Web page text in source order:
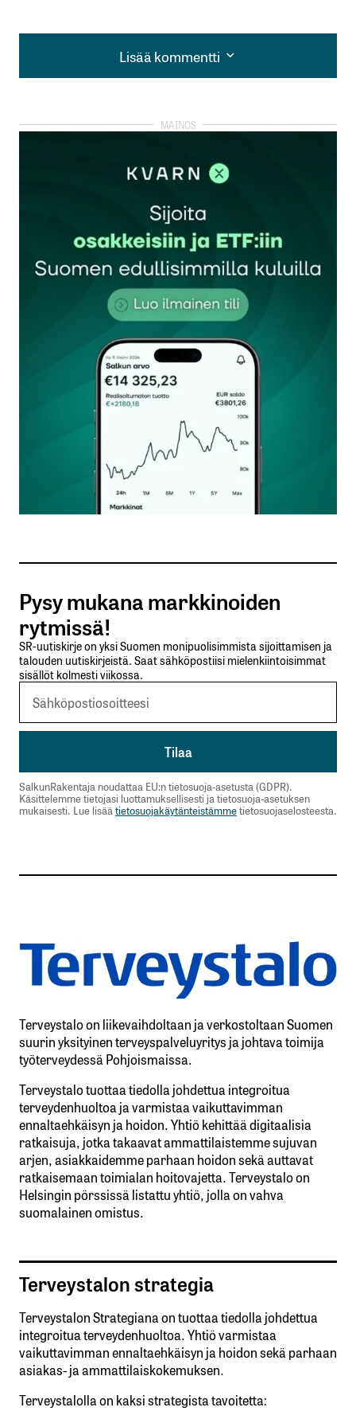
Lisää kommentti
Lisää kommentti
kirjautua
rekisteröityä
Sähköpostiosoitettasi ei julkaista.Pakolliset
kentät on merkitty*
Kommentti*
Nimesi tai nimimerkkisi
Sähköpostiosoitteesi
Tilaa SalkunRakentajan uutiskirje
Lähetä kommentti
Pysy mukana markkinoiden
rytmissä!
SR-uutiskirje on yksi Suomen monipuolisimmista sijoittamisen ja
talouden uutiskirjeistä. Saat sähköpostiisi mielenkiintoisimmat
sisällöt kolmesti viikossa.
SalkunRakentaja noudattaa EU:n tietosuoja-asetusta (GDPR).
Käsittelemme tietojasi luottamuksellisesti ja tietosuoja-asetuksen
mukaisesti. Lue lisää tietosuojakäytänteistämmetietosuojaselosteesta.
Terveystalo on liikevaihdoltaan ja verkostoltaan Suomen
suurin yksityinen terveyspalveluyritys ja johtava toimija
työterveydessä Pohjoismaissa.
Terveystalo tuottaa tiedolla johdettua integroitua
terveydenhuoltoa ja varmistaa vaikuttavimman
ennaltaehkäisyn ja hoidon. Yhtiö kehittää digitaalisia
ratkaisuja, jotka takaavat ammattilaistemme sujuvan
arjen, asiakkaidemme parhaan hoidon sekä auttavat
ratkaisemaan toimialan hoitovajetta. Terveystalo on
Helsingin pörssissä listattu yhtiö, jolla on vahva
suomalainen omistus.
Terveystalon strategia
Terveystalon Strategiana on tuottaa tiedolla johdettua
integroitua terveydenhuoltoa. Yhtiö varmistaa
vaikuttavimman ennaltaehkäisyn ja hoidon sekä parhaan
asiakas- ja ammattilaiskokemuksen.
Terveystalolla on kaksi strategista tavoitetta: